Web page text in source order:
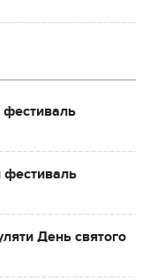
фестиваль
фестиваль
День святого